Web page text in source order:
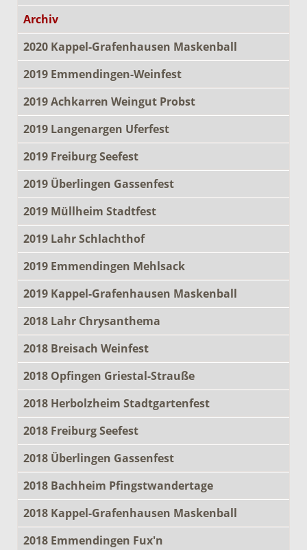
Archiv
2020 Kappel-Grafenhausen Maskenball
2019 Emmendingen-Weinfest
2019 Achkarren Weingut Probst
2019 Langenargen Uferfest
2019 Freiburg Seefest
2019 Überlingen Gassenfest
2019 Müllheim Stadtfest
2019 Lahr Schlachthof
2019 Emmendingen Mehlsack
2019 Kappel-Grafenhausen Maskenball
2018 Lahr Chrysanthema
2018 Breisach Weinfest
2018 Opfingen Griestal-Strauße
2018 Herbolzheim Stadtgartenfest
2018 Freiburg Seefest
2018 Überlingen Gassenfest
2018 Bachheim Pfingstwandertage
2018 Kappel-Grafenhausen Maskenball
2018 Emmendingen Fux'n